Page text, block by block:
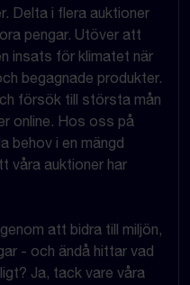
Delta i flera auktioner
pengar. Utöver att
insats för klimatet när
begagnade produkter.
försök till största mån
online. Hos oss på
behov i en mängd
våra auktioner har
att bidra till miljön,
- och ändå hittar vad
Ja, tack vare våra